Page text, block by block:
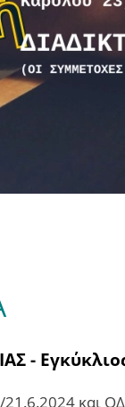
-
21.6.2024 και